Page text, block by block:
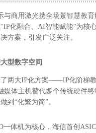
商用激光携全场景智慧教育
化融合、AI智能赋能”为核
方案，引发广泛关注。
型数字空间
大IP化方案——IP化阶梯教
媒体主机替代多个传统硬件
到“化繁为简”。
体机为核心，海信首创